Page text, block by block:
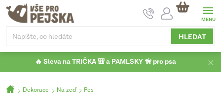
Přejít
obsah
HLEDAT
NÁKUPNÍ
KOŠÍK
🔥 Sleva na TRIČKA 🎒 a PAMLSKY 🦮 pro psa
DomůDekorace Na zeď Pes